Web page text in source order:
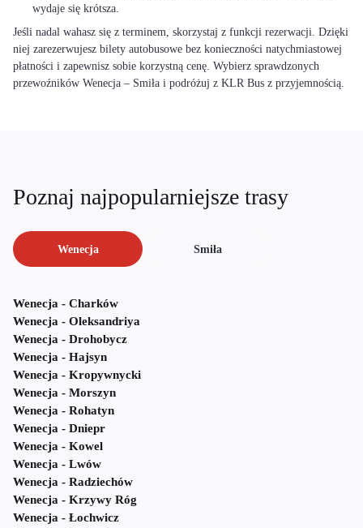
wydaje się krótsza.
Jeśli nadal wahasz się z terminem, skorzystaj z funkcji rezerwacji. Dzięki
niej zarezerwujesz bilety autobusowe bez konieczności natychmiastowej
płatności i zapewnisz sobie korzystną cenę. Wybierz sprawdzonych
przewoźników Wenecja – Smiła i podróżuj z KLR Bus z przyjemnością.
Poznaj najpopularniejsze trasy
Wenecja Smiła
Wenecja - Charków
Wenecja - Oleksandriya
Wenecja - Drohobycz
Wenecja - Hajsyn
Wenecja - Kropywnycki
Wenecja - Morszyn
Wenecja - Rohatyn
Wenecja - Dniepr
Wenecja - Kowel
Wenecja - Lwów
Wenecja - Radziechów
Wenecja - Krzywy Róg
Wenecja - Łochwicz